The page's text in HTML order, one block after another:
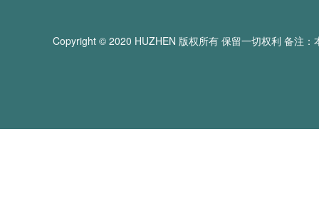
Copyright © 2020 HUZHEN 版权所有 保留一切权利 备注